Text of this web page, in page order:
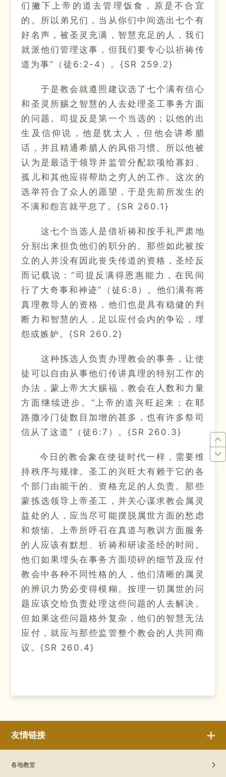
们撇下上帝的道去管理饭食，原是不合宜
的。所以弟兄们，当从你们中间选出七个有
好名声，被圣灵充满，智慧充足的人，我们
就派他们管理这事，但我们要专心以祈祷传
道为事”（徒6:2-4）。{SR 259.2}
于是教会就遵照建议选了七个满有信心
和圣灵所赐之智慧的人去处理圣工事务方面
的问题。司提反是第一个当选的；以他的出
生及信仰说，他是犹太人，但他会讲希腊
话，并且精通希腊人的风俗习惯。所以他被
认为是最适于领导并监管分配款项给寡妇、
孤儿和其他应得帮助之穷人的工作。这次的
选举符合了众人的愿望，于是先前所发生的
不满和怨言就平息了。{SR 260.1}
这七个当选人是借祈祷和按手礼严肃地
分别出来担负他们的职分的。那些如此被按
立的人并没有因此丧失传道的资格，圣经反
而记载说：“司提反满得恩惠能力，在民间
行了大奇事和神迹”（徒6:8）。他们满有将
真理教导人的资格，他们也是具有稳健的判
断力和智慧的人，足以应付会内的争讼，埋
怨或嫉妒。{SR 260.2}
这种拣选人负责办理教会的事务，让使
徒可以自由从事他们传讲真理的特别工作的
办法，蒙上帝大大赐福，教会在人数和力量
方面继续进步。“上帝的道兴旺起来；在耶
路撒冷门徒数目加增的甚多，也有许多祭司
信从了这道”（徒6:7）。{SR 260.3}
今日的教会象在使徒时代一样，需要维
持秩序与规律。圣工的兴旺大有赖于它的各
个部门由能干的、资格充足的人负责。那些
蒙拣选领导上帝圣工，并关心谋求教会属灵
益处的人，应当尽可能摆脱属世方面的愁虑
和烦恼。上帝所呼召在真道与教训方面服务
的人应该有默想、祈祷和研读圣经的时间。
他们如果埋头在事务方面琐碎的细节及应付
教会中各种不同性格的人，他们清晰的属灵
的辨识力势必变得模糊。按理一切属世的问
题应该交给负责处理这些问题的人去解决。
但如果这些问题格外复杂，他们的智慧无法
应付，就应与那些监管整个教会的人共同商
议。{SR 260.4}
友情链接
各地教堂